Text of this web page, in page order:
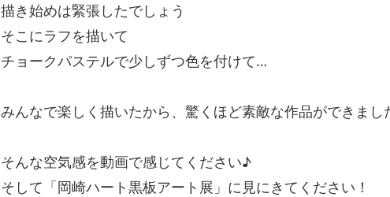
描き始めは緊張したでしょう
そこにラフを描いて
チョークパステルで少しずつ色を付けて…
みんなで楽しく描いたから、驚くほど素敵な作品ができまし
そんな空気感を動画で感じてください♪
そして「岡崎ハート黒板アート展」に見にきてください！